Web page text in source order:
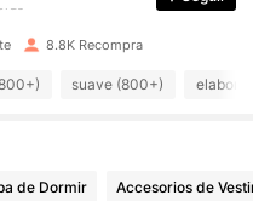
8.8K Recompra
suave (800+)
de Dormir Accesorios de